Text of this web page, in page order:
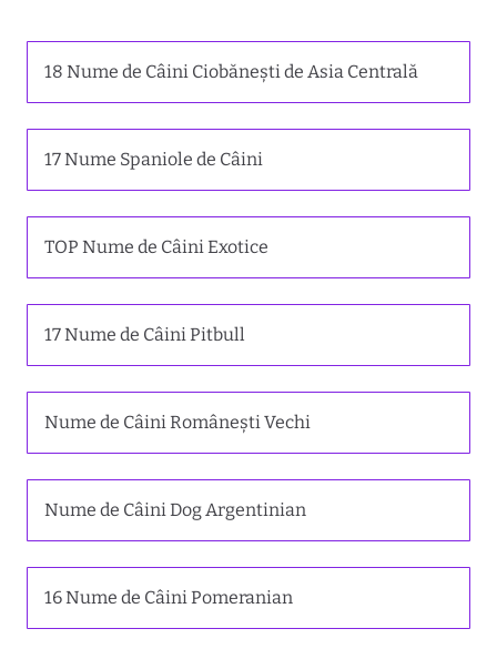
18 Nume de Câini Ciobănești de Asia Centrală
17 Nume Spaniole de Câini
TOP Nume de Câini Exotice
17 Nume de Câini Pitbull
Nume de Câini Românești Vechi
Nume de Câini Dog Argentinian
16 Nume de Câini Pomeranian